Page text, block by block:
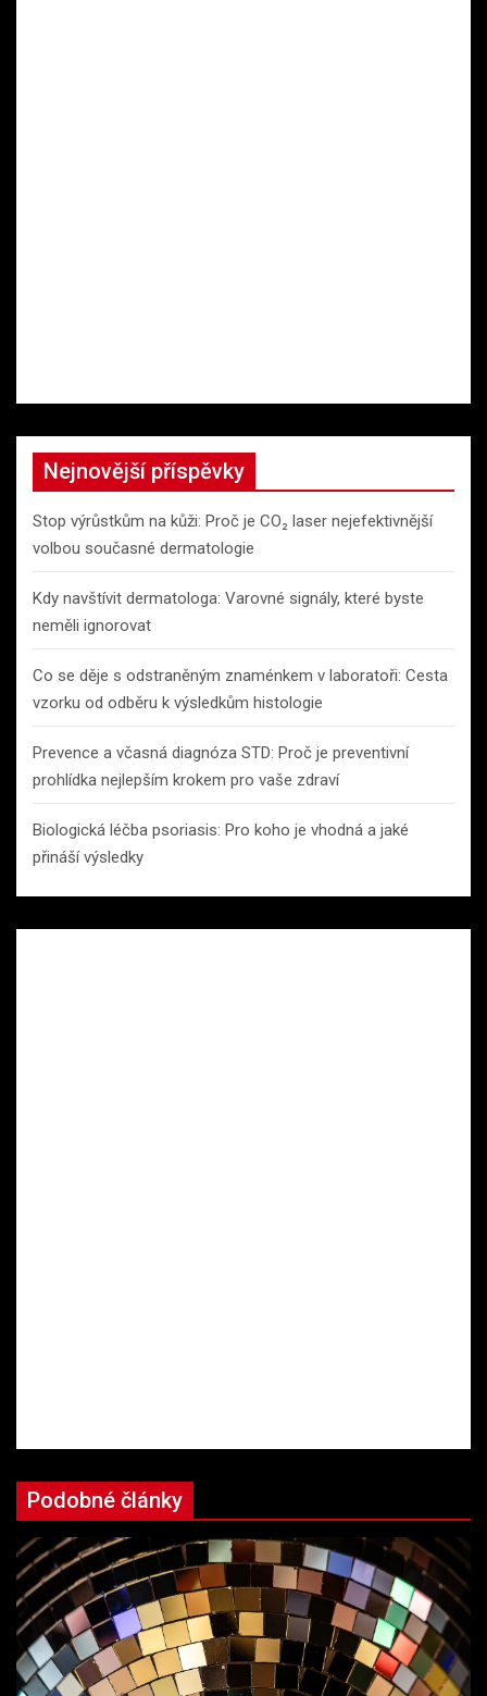
Nejnovější příspěvky
Stop výrůstkům na kůži: Proč je CO₂ laser nejefektivnější
volbou současné dermatologie
Kdy navštívit dermatologa: Varovné signály, které byste
neměli ignorovat
Co se děje s odstraněným znaménkem v laboratoři: Cesta
vzorku od odběru k výsledkům histologie
Prevence a včasná diagnóza STD: Proč je preventivní
prohlídka nejlepším krokem pro vaše zdraví
Biologická léčba psoriasis: Pro koho je vhodná a jaké
přináší výsledky
Podobné články